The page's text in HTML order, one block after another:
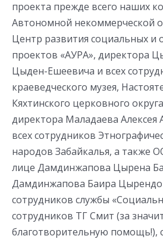
проекта прежде всего наших
Автономной некоммерческой
Центр развития социальных и
проектов «АУРА», директора
Цыден-Ешеевича и всех
краеведческого музея,
Кяхтинского церковного
директора Маладаева Алексея
всех сотрудников
народов Забайкалья, а также
лице Дамдинжапова Цырена
Дамдинжапова Баира
сотрудников службы
сотрудников ТГ Смит (за
благотворительную помощь!),